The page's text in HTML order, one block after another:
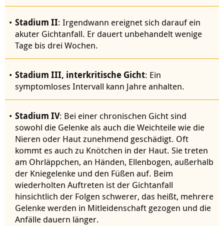
Stadium II: Irgendwann ereignet sich darauf ein
akuter Gichtanfall. Er dauert unbehandelt wenige
Tage bis drei Wochen.
Stadium III, interkritische Gicht: Ein
symptomloses Intervall kann Jahre anhalten.
Stadium IV: Bei einer chronischen Gicht sind
sowohl die Gelenke als auch die Weichteile wie die
Nieren oder Haut zunehmend geschädigt. Oft
kommt es auch zu Knötchen in der Haut. Sie treten
am Ohrläppchen, an Händen, Ellenbogen, außerhalb
der Kniegelenke und den Füßen auf. Beim
wiederholten Auftreten ist der Gichtanfall
hinsichtlich der Folgen schwerer, das heißt, mehrere
Gelenke werden in Mitleidenschaft gezogen und die
Anfälle dauern länger.